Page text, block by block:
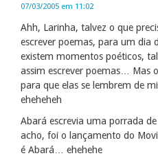
07/03/2005 em 11:02
Ahh, Larinha, talvez o que
escrever poemas, para um
existem momentos poéticos,
assim escrever poemas… Mas
para que elas se lembrem de
eheheheh
Abará escrevia uma porrada
acho, foi o lançamento do
é Abará… ehehehe